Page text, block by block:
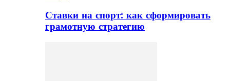
Ставки на спорт: как сформировать
грамотную стратегию